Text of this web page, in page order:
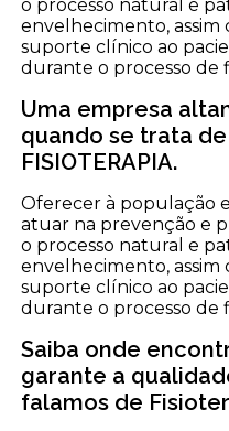
o processo natural e
envelhecimento, assim
suporte clínico ao
durante o processo de
Uma empresa
quando se trata de
FISIOTERAPIA.
Oferecer à população
atuar na prevenção e
o processo natural e
envelhecimento, assim
suporte clínico ao
durante o processo de
Saiba onde
garante a
falamos de